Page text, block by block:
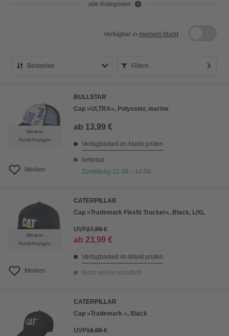
alle Kategorien
Verfügbar in meinem Markt
Bestseller
Preis aufsteigend
Preis absteigend
Bewertung
Filtern
Weitere
Ausführungen
Merken
BULLSTAR
Cap »ULTRA«, Polyester, marine
ab 13,99 €
Verfügbarkeit im Markt prüfen
lieferbar
Zustellung 12.08. - 14.08.
Weitere
Ausführungen
Merken
CATERPILLAR
Cap »Trademark Flexfit Trucker«, Black, L/XL
UVP27,99 €
ab 23,99 €
Verfügbarkeit im Markt prüfen
Nicht online erhältlich
CATERPILLAR
Cap »Trademark «, Black
UVP16,99 €